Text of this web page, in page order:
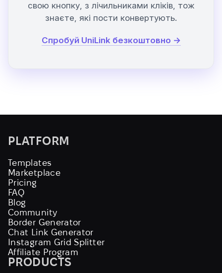
свою кнопку, з лічильниками кліків, тож
знаєте, які пости конвертують.
Спробуй UniLink безкоштовно →
PLATFORM
Templates
Marketplace
Pricing
FAQ
Blog
Community
Border Generator
Chat Link Generator
Instagram Grid Splitter
Affiliate Program
PRODUCTS